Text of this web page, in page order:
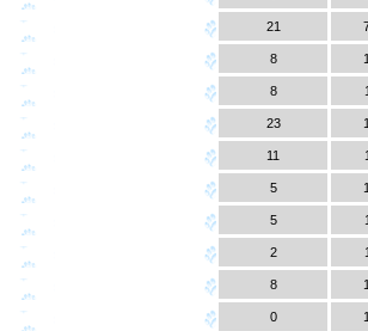
21
8
8
23
11
5
5
2
8
0